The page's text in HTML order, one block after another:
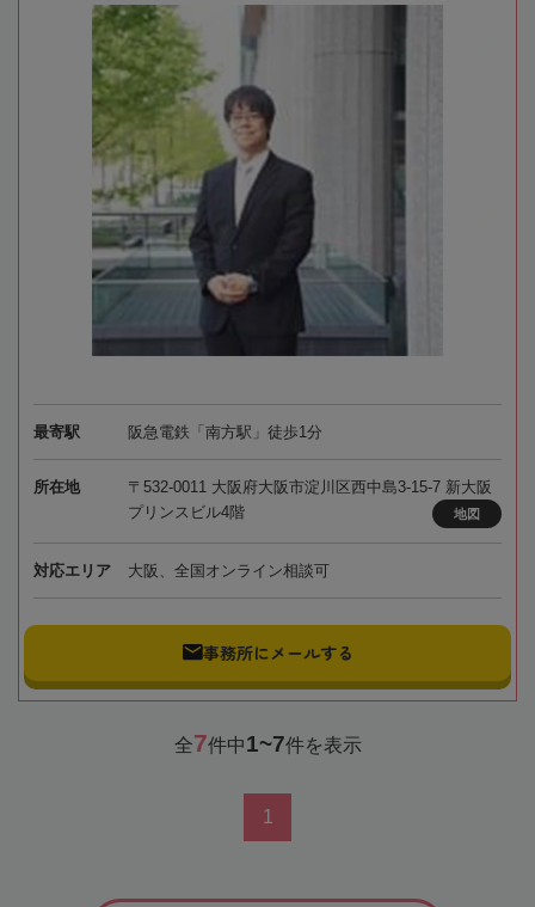
最寄駅 阪急電鉄「南方駅」徒歩1分
所在地
〒532-0011 大阪府大阪市淀川区西中島3-15-7 新大阪
プリンスビル4階
地図
対応エリア 大阪、全国オンライン相談可
事務所にメールする
全7件中1~7件を表示
1